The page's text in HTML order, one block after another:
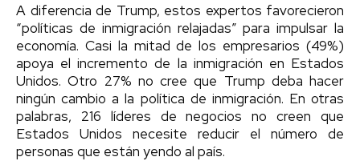
A diferencia de Trump, estos expertos favorecieron
“políticas de inmigración relajadas” para impulsar la
economía. Casi la mitad de los empresarios (49%)
apoya el incremento de la inmigración en Estados
Unidos. Otro 27% no cree que Trump deba hacer
ningún cambio a la política de inmigración. En otras
palabras, 216 líderes de negocios no creen que
Estados Unidos necesite reducir el número de
personas que están yendo al país.